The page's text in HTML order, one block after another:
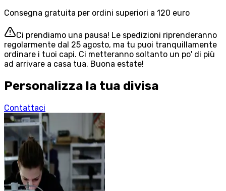
Consegna gratuita per ordini superiori a 120 euro
Ci prendiamo una pausa! Le spedizioni riprenderanno
regolarmente dal 25 agosto, ma tu puoi tranquillamente
ordinare i tuoi capi. Ci metteranno soltanto un po' di più
ad arrivare a casa tua. Buona estate!
Personalizza la tua divisa
Contattaci